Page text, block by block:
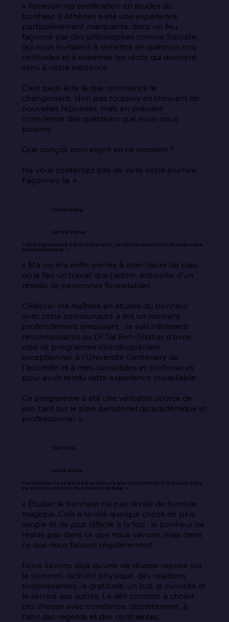
« Recevoir ma certification en études du
bonheur à Athènes a été une expérience
particulièrement marquante, dans un lieu
façonné par des philosophes comme Socrate,
qui nous invitaient à remettre en question nos
certitudes et à examiner les récits qui donnent
sens à notre existence.
C’est peut-être là que commence le
changement. Non pas toujours en trouvant de
nouvelles réponses, mais en prenant
conscience des questions que nous nous
posons.
Que conçoit mon esprit en ce moment ?
Ne vous contentez pas de vivre votre journée.
Façonnez-la. »
Charis Irving
United States
« Ce programme a été un vrai plaisir, sur le plan personnel, académique
et professionnel. »
« Ma vie m'a enfin menée à mon havre de paix,
où je fais un travail que j'adore, entourée d'un
réseau de personnes formidables.
Célébrer ma maîtrise en études du bonheur
avec cette communauté a été un moment
profondément émouvant. Je suis infiniment
reconnaissante au Dr Tal Ben-Shahar d'avoir
créé ce programme interdisciplinaire
exceptionnel, à l'Université Centenary de
l'accueillir, et à mes camarades et professeurs
pour avoir rendu cette expérience inoubliable.
Ce programme a été une véritable source de
joie, tant sur le plan personnel qu'académique et
professionnel. »
Tali Stein
South Africa
« Le bonheur ne se trouve pas dans ce que nous savons. Il se trouve dans
ce que nous faisons de manière répétée. »
« Étudier le bonheur n’a pas révélé de formule
magique. Cela a révélé quelque chose de plus
simple et de plus difficile à la fois : le bonheur ne
réside pas dans ce que nous savons, mais dans
ce que nous faisons régulièrement.
Nous savons déjà qu’une vie réussie repose sur
le sommeil, l’activité physique, des relations
enrichissantes, la gratitude, un but, la curiosité et
le service aux autres. Le défi consiste à choisir
ces choses avec constance, discrètement, à
l’abri des regards et des contraintes.